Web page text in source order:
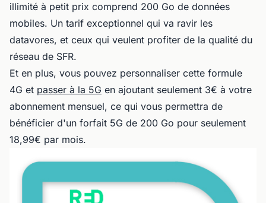
illimité à petit prix comprend 200 Go de données
mobiles. Un tarif exceptionnel qui va ravir les
datavores, et ceux qui veulent profiter de la qualité du
réseau de SFR.
Et en plus, vous pouvez personnaliser cette formule
4G et passer à la 5G en ajoutant seulement 3€ à votre
abonnement mensuel, ce qui vous permettra de
bénéficier d'un forfait 5G de 200 Go pour seulement
18,99€ par mois.